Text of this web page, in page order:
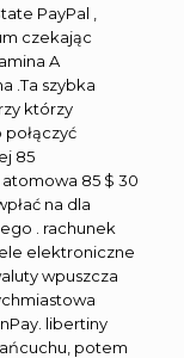
PayPal ,
czekając
A
.Ta szybka
którzy
85
atomowa 85 $ 30
na dla
. rachunek
elektroniczne
wpuszcza
libertiny
potem